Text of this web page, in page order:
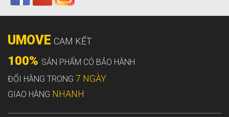
UMOVE CAM KẾT
100% SẢN PHẨM CÓ BẢO HÀNH
ĐỔI HÀNG TRONG 7 NGÀY
GIAO HÀNG NHANH